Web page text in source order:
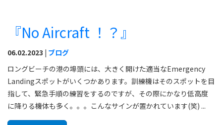
『No Aircraft ！？』
06.02.2023 | ブログ
ロングビーチの港の埠頭には、大きく開けた適当なEmergency
Landingスポットがいくつかあります。訓練機はそのスポットを目
指して、緊急手順の練習をするのですが、その際にかなり低高度
に降りる機体も多く。。。こんなサインが置かれています(笑) ...